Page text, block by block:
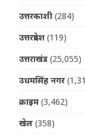
उत्तरकाशी (284)
उत्तरप्रदेश (119)
उत्तराखंड (25,055)
उधमसिंह नगर
क्राइम (3,462)
खेल (358)